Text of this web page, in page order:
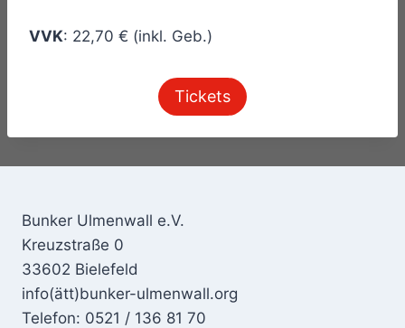
VVK: 22,70 € (inkl. Geb.)
Tickets
Bunker Ulmenwall e.V.
Kreuzstraße 0
33602 Bielefeld
info(ätt)bunker-ulmenwall.org
Telefon: 0521 / 136 81 70